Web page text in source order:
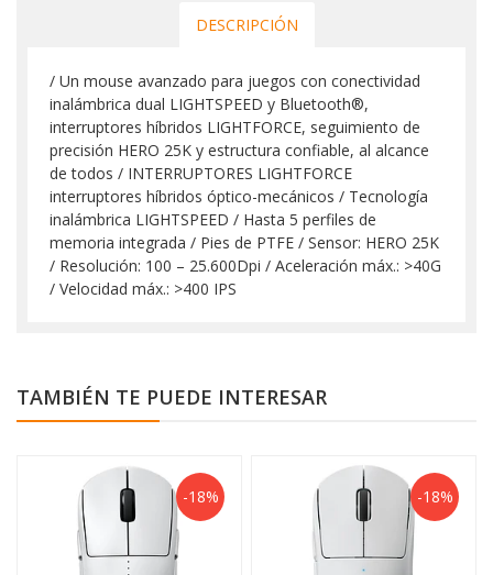
DESCRIPCIÓN
/ Un mouse avanzado para juegos con conectividad
inalámbrica dual LIGHTSPEED y Bluetooth®,
interruptores híbridos LIGHTFORCE, seguimiento de
precisión HERO 25K y estructura confiable, al alcance
de todos / INTERRUPTORES LIGHTFORCE
interruptores híbridos óptico-mecánicos / Tecnología
inalámbrica LIGHTSPEED / Hasta 5 perfiles de
memoria integrada / Pies de PTFE / Sensor: HERO 25K
/ Resolución: 100 – 25.600Dpi / Aceleración máx.: >40G
/ Velocidad máx.: >400 IPS
TAMBIÉN TE PUEDE INTERESAR
-18% -18%